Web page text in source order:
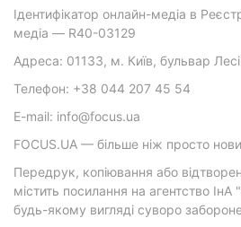
Ідентифікатор онлайн-медіа в
медіа — R40-03129
Адреса: 01133, м. Київ, бульвар
Телефон: +38 044 207 45 54
E-mail: info@focus.ua
FOCUS.UA — більше ніж просто
Передрук, копіювання або
містить посилання на агентство ІнА
будь-якому вигляді суворо